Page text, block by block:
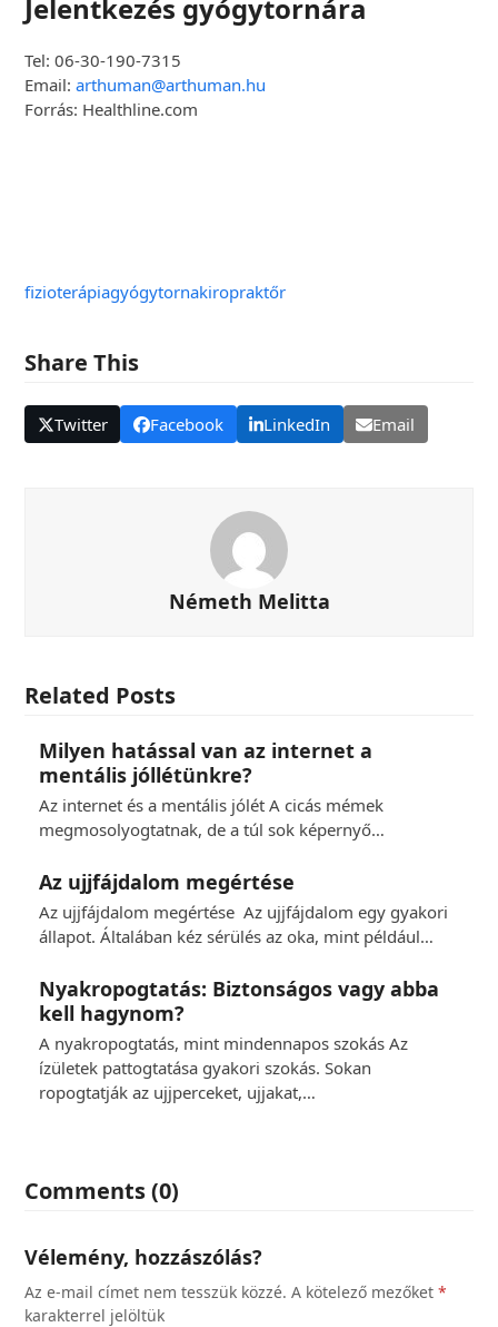
Jelentkezés gyógytornára
Tel: 06-30-190-7315
Email: arthuman@arthuman.hu
Forrás: Healthline.com
fizioterápiagyógytornakiropraktőr
Share This
Twitter Facebook LinkedIn Email
Németh Melitta
Related Posts
Milyen hatással van az internet a
mentális jóllétünkre?
Az internet és a mentális jólét A cicás mémek
megmosolyogtatnak, de a túl sok képernyő…
Az ujjfájdalom megértése
Az ujjfájdalom megértése Az ujjfájdalom egy gyakori
állapot. Általában kéz sérülés az oka, mint például…
Nyakropogtatás: Biztonságos vagy abba
kell hagynom?
A nyakropogtatás, mint mindennapos szokás Az
ízületek pattogtatása gyakori szokás. Sokan
ropogtatják az ujjperceket, ujjakat,…
Comments (0)
Vélemény, hozzászólás?
Az e-mail címet nem tesszük közzé. A kötelező mezőket*
karakterrel jelöltük